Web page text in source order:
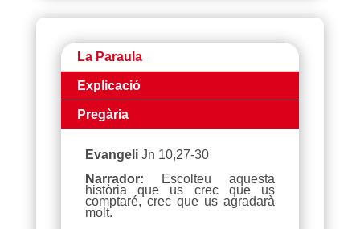
La Paraula
Explicació
Pregària
EvangeliJn 10,27-30
Narrador: Escolteu aquesta
història que us crec que us
comptaré, crec que us agradarà
molt.